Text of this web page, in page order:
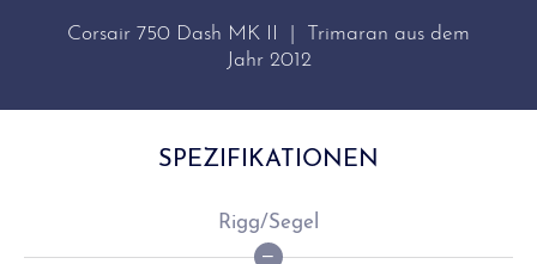
Corsair 750 Dash MK II | Trimaran aus dem
Jahr 2012
SPEZIFIKATIONEN
Rigg/Segel